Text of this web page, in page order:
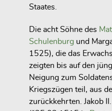
Staates.
Die acht Söhne des
Schulenburg und
1525), die das
zeigten bis auf den
Neigung zum
Kriegszügen teil, aus
zurückkehrten. Jakob